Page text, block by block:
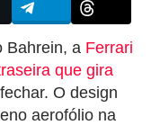
Bahrein, a Ferrari
que gira
O design
aerofólio na